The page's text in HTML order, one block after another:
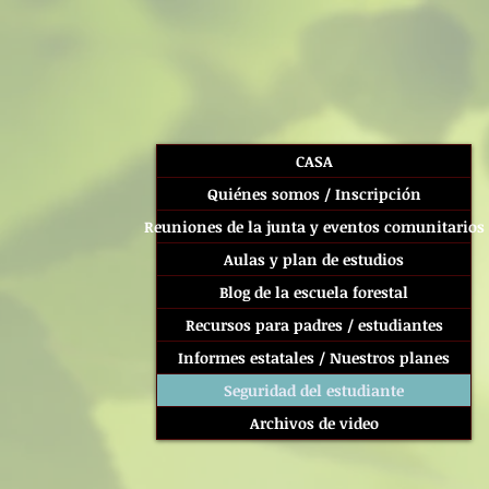
CASA
Quiénes somos / Inscripción
Reuniones de la junta y eventos comunitarios
Aulas y plan de estudios
Blog de la escuela forestal
Recursos para padres / estudiantes
Informes estatales / Nuestros planes
Seguridad del estudiante
Archivos de video